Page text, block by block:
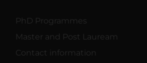
PhD Programmes
Master and Post Lauream
Contact information